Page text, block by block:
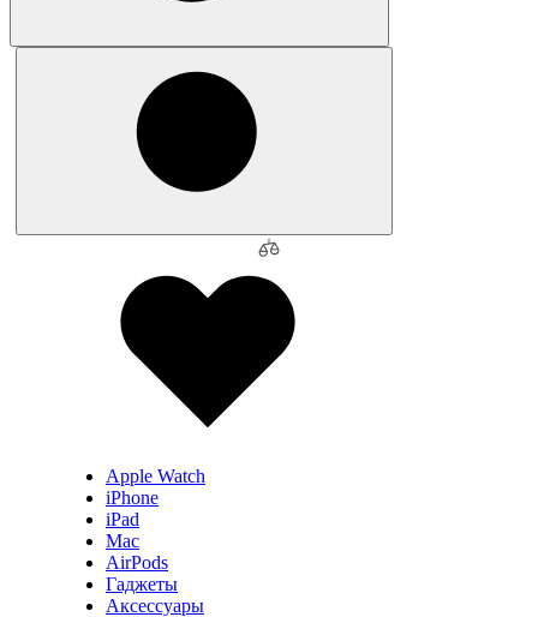
Apple Watch
iPhone
iPad
Mac
AirPods
Гаджеты
Аксессуары